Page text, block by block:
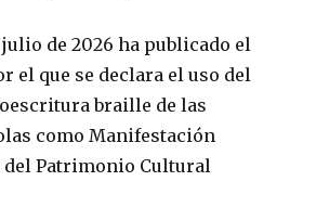
julio de 2026 ha publicado el
el que se declara el uso del
braille de las
como Manifestación
del Patrimonio Cultural